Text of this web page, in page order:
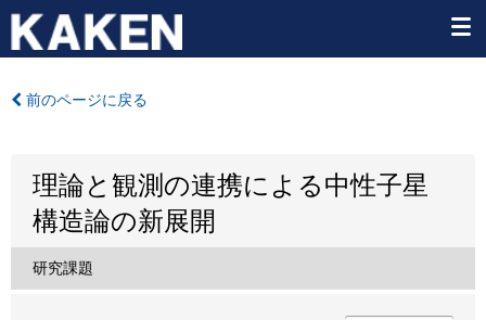
前のページに戻る
理論と観測の連携による中性子星
構造論の新展開
研究課題